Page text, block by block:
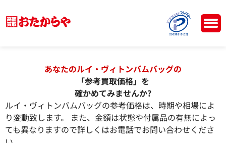
あなたのルイ・ヴィトンバムバッグの
「参考買取価格」を
確かめてみませんか?
ルイ・ヴィトンバムバッグの参考価格は、時期や相場によ
り変動致します。 また、金額は状態や付属品の有無によっ
ても異なりますので詳しくはお電話でお問い合わせくださ